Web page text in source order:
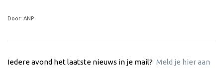
Door: ANP
Iedere avond het laatste nieuws in je mail? Meld je hier aan